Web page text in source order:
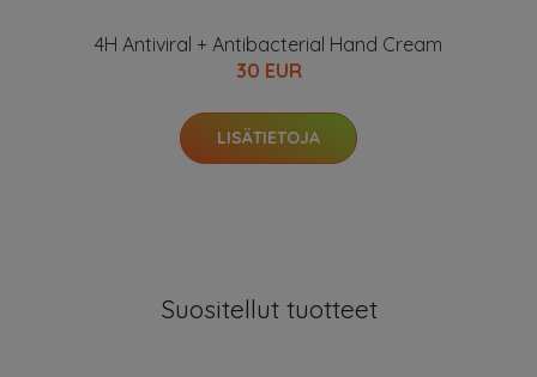
4H Antiviral + Antibacterial Hand Cream
30 EUR
LISÄTIETOJA
Suositellut tuotteet